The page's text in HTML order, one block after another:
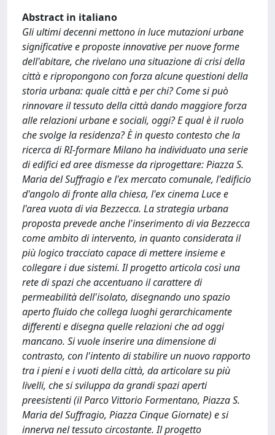
Abstract in italiano
Gli ultimi decenni mettono in luce mutazioni urbane
significative e proposte innovative per nuove forme
dell'abitare, che rivelano una situazione di crisi della
città e ripropongono con forza alcune questioni della
storia urbana: quale città e per chi? Come si può
rinnovare il tessuto della città dando maggiore forza
alle relazioni urbane e sociali, oggi? E qual è il ruolo
che svolge la residenza? È in questo contesto che la
ricerca di RI-formare Milano ha individuato una serie
di edifici ed aree dismesse da riprogettare: Piazza S.
Maria del Suffragio e l'ex mercato comunale, l'edificio
d'angolo di fronte alla chiesa, l'ex cinema Luce e
l'area vuota di via Bezzecca. La strategia urbana
proposta prevede anche l'inserimento di via Bezzecca
come ambito di intervento, in quanto considerata il
più logico tracciato capace di mettere insieme e
collegare i due sistemi. Il progetto articola così una
rete di spazi che accentuano il carattere di
permeabilità dell'isolato, disegnando uno spazio
aperto fluido che collega luoghi gerarchicamente
differenti e disegna quelle relazioni che ad oggi
mancano. Si vuole inserire una dimensione di
contrasto, con l'intento di stabilire un nuovo rapporto
tra i pieni e i vuoti della città, da articolare su più
livelli, che si sviluppa da grandi spazi aperti
preesistenti (il Parco Vittorio Formentano, Piazza S.
Maria del Suffragio, Piazza Cinque Giornate) e si
innerva nel tessuto circostante. Il progetto